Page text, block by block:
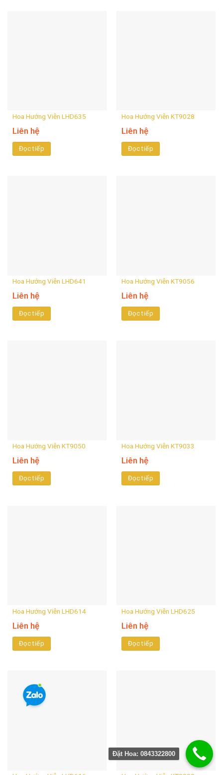
Hoa Hướng Viễn LHD635
Liên hệ
Đọc tiếp
Hoa Hướng Viễn KT9028
Liên hệ
Đọc tiếp
Hoa Hướng Viễn LHD641
Liên hệ
Đọc tiếp
Hoa Hướng Viễn KT9056
Liên hệ
Đọc tiếp
Hoa Hướng Viễn KT9050
Liên hệ
Đọc tiếp
Hoa Hướng Viễn KT9033
Liên hệ
Đọc tiếp
Hoa Hướng Viễn LHD614
Liên hệ
Đọc tiếp
Hoa Hướng Viễn LHD625
Liên hệ
Đọc tiếp
Đặt Hoa: 0843322800